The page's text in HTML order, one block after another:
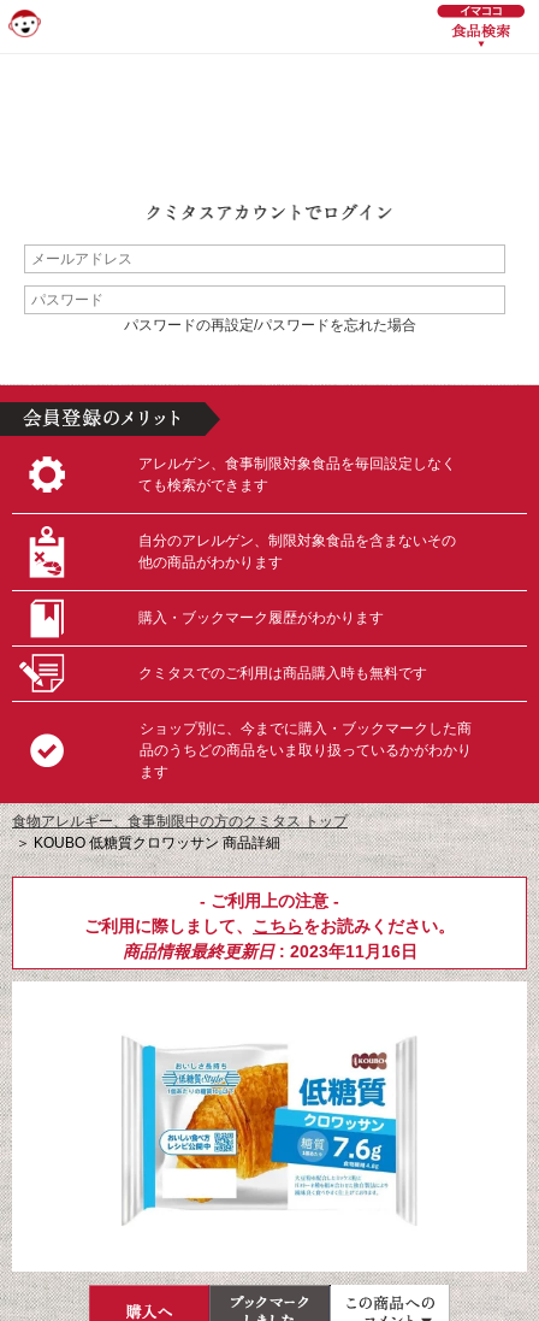
パスワードの再設定/パスワードを忘れた場合
アレルゲン、食事制限対象食品を毎回設定しなく
ても検索ができます
自分のアレルゲン、制限対象食品を含まないその
他の商品がわかります
購入・ブックマーク履歴がわかります
クミタスでのご利用は商品購入時も無料です
ショップ別に、今までに購入・ブックマークした商
品のうちどの商品をいま取り扱っているかがわかり
ます
食物アレルギー、食事制限中の方のクミタス トップ
＞KOUBO 低糖質クロワッサン 商品詳細
- ご利用上の注意 -
ご利用に際しまして、 こちらをお読みください。
商品情報最終更新日: 2023年11月16日